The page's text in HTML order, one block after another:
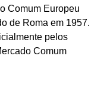
Comum Europeu
de Roma em 1957.
pelos
Comum